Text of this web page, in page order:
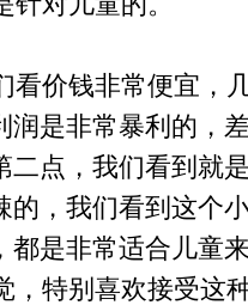
看价钱非常便宜，
润是非常暴利的，
二点，我们看到就
的，我们看到这个
都是非常适合儿童
，特别喜欢接受这